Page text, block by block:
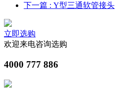
下一篇 : Y型三通软管接头
立即选购
欢迎来电咨询选购
4000 777 886